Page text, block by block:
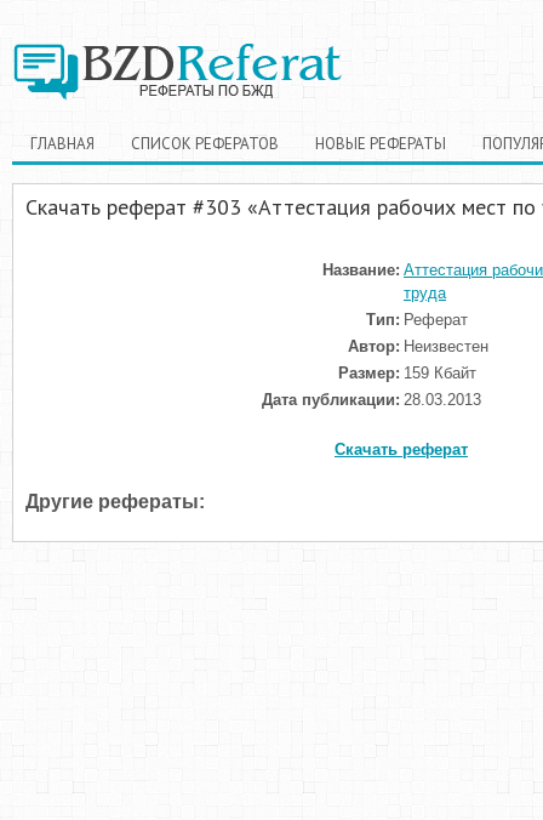
ГЛАВНАЯ СПИСОК РЕФЕРАТОВ НОВЫЕ РЕФЕРАТЫ
Скачать реферат #303 «Аттестация рабочих мест по
Название: Аттестация
труда
Тип: Реферат
Автор: Неизвестен
Размер: 159 Кбайт
Дата публикации: 28.03.2013
Скачать реферат
Другие рефераты: